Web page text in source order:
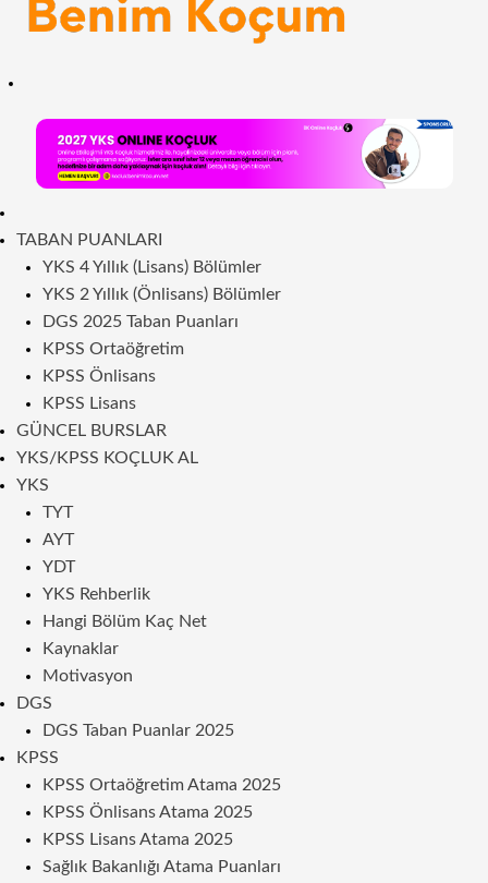
TABAN PUANLARI
YKS 4 Yıllık (Lisans) Bölümler
YKS 2 Yıllık (Önlisans) Bölümler
DGS 2025 Taban Puanları
KPSS Ortaöğretim
KPSS Önlisans
KPSS Lisans
GÜNCEL BURSLAR
YKS/KPSS KOÇLUK AL
YKS
TYT
AYT
YDT
YKS Rehberlik
Hangi Bölüm Kaç Net
Kaynaklar
Motivasyon
DGS
DGS Taban Puanlar 2025
KPSS
KPSS Ortaöğretim Atama 2025
KPSS Önlisans Atama 2025
KPSS Lisans Atama 2025
Sağlık Bakanlığı Atama Puanları